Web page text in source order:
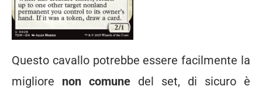
Questo cavallo potrebbe essere facilmente la
migliore non comune del set, di sicuro è